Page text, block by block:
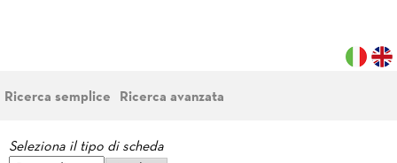
Ricerca semplice Ricerca avanzata
Seleziona il tipo di scheda